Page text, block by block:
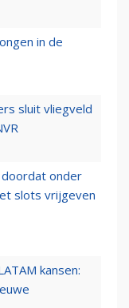
in de
sluit vliegveld
onder
slots vrijgeven
kansen: